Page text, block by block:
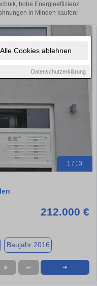
Alle Cookies ablehnen
Datenschutzerklärung
hohe Energieeffizienz
in Minden kaufen!
1 / 13
212.000 €
Baujahr 2016
★ ➦ ➜